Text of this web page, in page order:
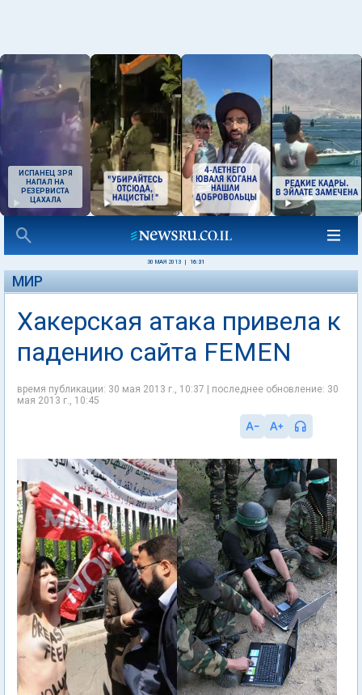
ИСПАНЕЦ ЗРЯ
НАПАЛ НА
РЕЗЕРВИСТА
ЦАХАЛА
30 МАЯ 2013 16:31
МИР
Хакерская атака привела к
падению сайта FEMEN
время публикации: 30 мая 2013 г., 10:37 | последнее обновление: 30
мая 2013 г., 10:45